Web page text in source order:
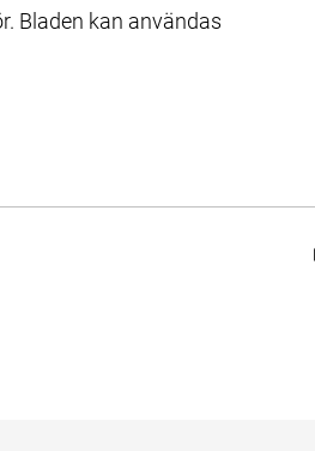
Bladen kan användas